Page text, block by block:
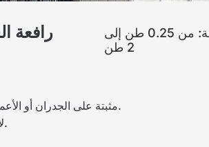
رافعة
السعة: من 0.25 طن إلى
2 طن
مثبتة على الجدران أو الأعمدة أو الهياكل الفولاذية.
لا حاجة لمساحة أرضية.